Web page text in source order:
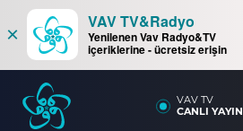
×
VAV TV&Radyo
Yenilenen Vav Radyo&TV
içeriklerine - ücretsiz erişin
VAV TV
CANLI YAYIN